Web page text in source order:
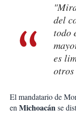
del
todo
es
otros
El mandatario de
enMichoacánse